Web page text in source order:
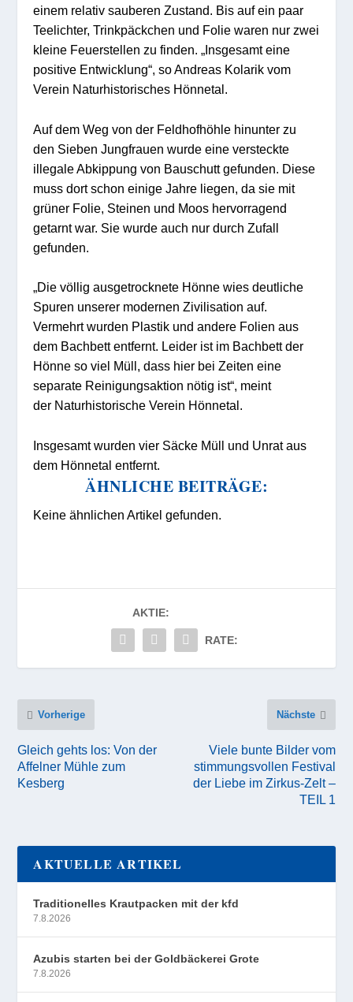
einem relativ sauberen Zustand. Bis auf ein paar
Teelichter, Trinkpäckchen und Folie waren nur zwei
kleine Feuerstellen zu finden. „Insgesamt eine
positive Entwicklung“, so Andreas Kolarik vom
Verein Naturhistorisches Hönnetal.
Auf dem Weg von der Feldhofhöhle hinunter zu
den Sieben Jungfrauen wurde eine versteckte
illegale Abkippung von Bauschutt gefunden. Diese
muss dort schon einige Jahre liegen, da sie mit
grüner Folie, Steinen und Moos hervorragend
getarnt war. Sie wurde auch nur durch Zufall
gefunden.
„Die völlig ausgetrocknete Hönne wies deutliche
Spuren unserer modernen Zivilisation auf.
Vermehrt wurden Plastik und andere Folien aus
dem Bachbett entfernt. Leider ist im Bachbett der
Hönne so viel Müll, dass hier bei Zeiten eine
separate Reinigungsaktion nötig ist“, meint
der Naturhistorische Verein Hönnetal.
Insgesamt wurden vier Säcke Müll und Unrat aus
dem Hönnetal entfernt.
ÄHNLICHE BEITRÄGE:
Keine ähnlichen Artikel gefunden.
AKTIE:
RATE:
Vorherige
Gleich gehts los: Von der
Affelner Mühle zum
Kesberg
Nächste
Viele bunte Bilder vom
stimmungsvollen Festival
der Liebe im Zirkus-Zelt –
TEIL 1
AKTUELLE ARTIKEL
Traditionelles Krautpacken mit der kfd
7.8.2026
Azubis starten bei der Goldbäckerei Grote
7.8.2026